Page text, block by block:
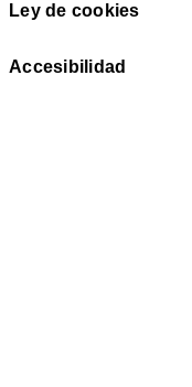
Ley de cookies
Accesibilidad